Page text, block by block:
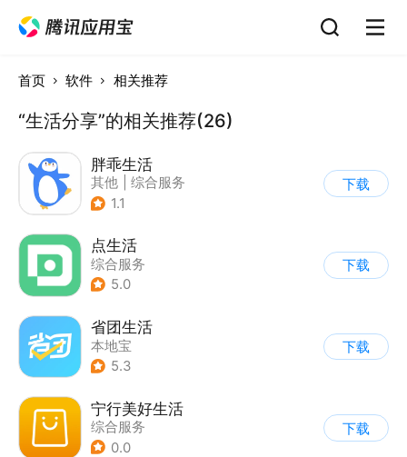
首页 软件 相关推荐
“生活分享”的相关推荐(26)
胖乖生活
其他
综合服务
1.1
下载
点生活
综合服务
5.0
下载
省团生活
本地宝
5.3
下载
宁行美好生活
综合服务
0.0
下载